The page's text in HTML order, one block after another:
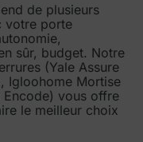
de plusieurs
votre porte
sûr, budget. Notre
(Yale Assure
Igloohome Mortise
Encode) vous offre
le meilleur choix